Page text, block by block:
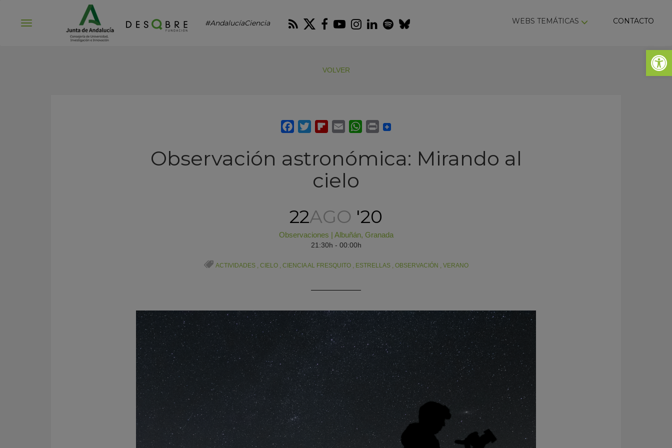
Abrir
#AndalucíaCiencia RSS Twitter
Facebook
Youtube
Instagram
LinkedIn
Spotify
Bluesky WEBS TEMÁTICAS CONTACTO
VOLVER
Observación astronómica: Mirando al
cielo
22AGO '20
Observaciones | Albuñán, Granada
21:30h - 00:00h
ACTIVIDADES, CIELO, CIENCIA AL FRESQUITO, ESTRELLAS, OBSERVACIÓN , VERANO